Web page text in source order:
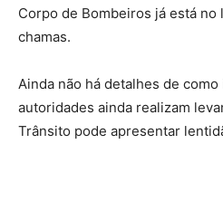
Corpo de Bombeiros já está no
chamas.
Ainda não há detalhes de
autoridades ainda realizam
Trânsito pode apresentar